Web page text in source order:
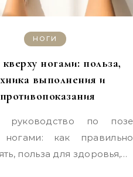
НОГИ
ногами: польза,
выполнения и
противопоказания
ногами: как правильно
польза для здоровья,…